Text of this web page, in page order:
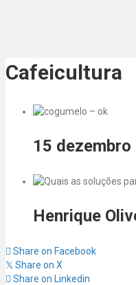
Cafeicultura
15 dezembro
Henrique
Share on Facebook
𝕏 Share on X
Share on Linkedin